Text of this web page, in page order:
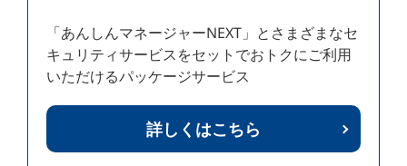
「あんしんマネージャーNEXT」とさまざまなセ
キュリティサービスをセットでおトクにご利用
いただけるパッケージサービス
詳しくはこちら